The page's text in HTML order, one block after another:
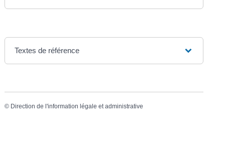
Textes de référence
© Direction de l'information légale et administrative